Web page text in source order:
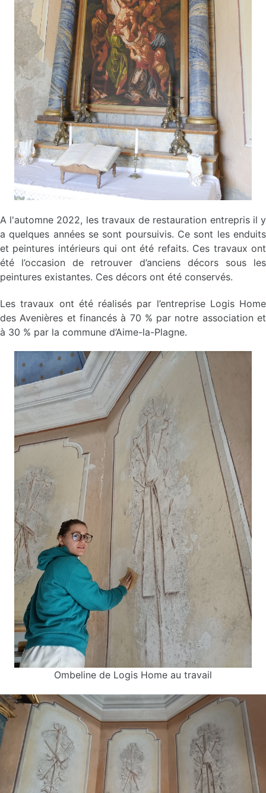
A l'automne 2022, les travaux de restauration entrepris il y
a quelques années se sont poursuivis. Ce sont les enduits
et peintures intérieurs qui ont été refaits. Ces travaux ont
été l’occasion de retrouver d’anciens décors sous les
peintures existantes. Ces décors ont été conservés.
Les travaux ont été réalisés par l’entreprise Logis Home
des Avenières et financés à 70 % par notre association et
à 30 % par la commune d’Aime-la-Plagne.
Ombeline de Logis Home au travail